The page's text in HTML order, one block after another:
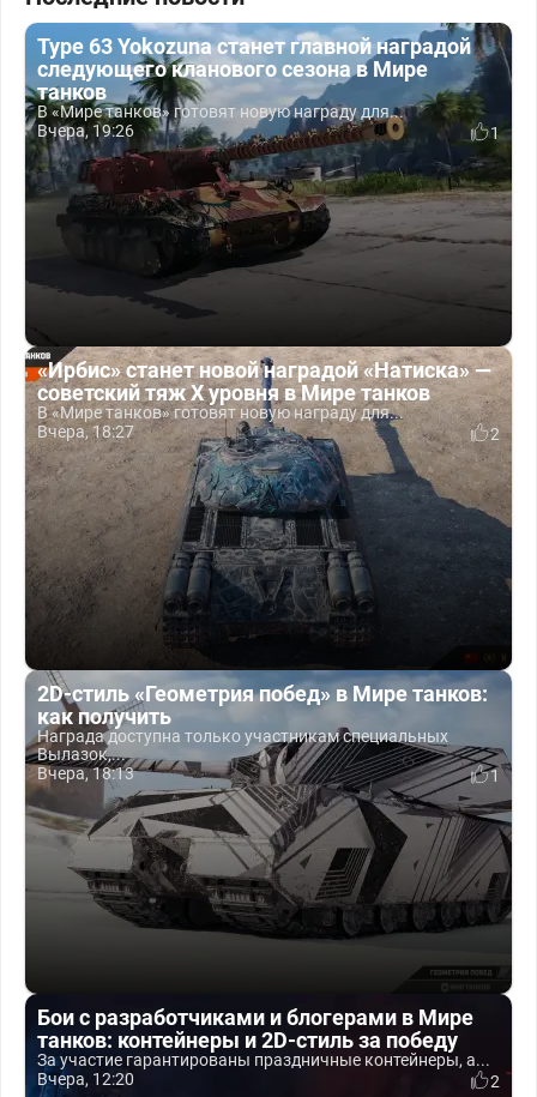
Type 63 Yokozuna станет главной наградой
следующего кланового сезона в Мире
танков
В «Мире танков» готовят новую награду для...
Вчера, 19:26
1
«Ирбис» станет новой наградой «Натиска» —
советский тяж X уровня в Мире танков
В «Мире танков» готовят новую награду для...
Вчера, 18:27
2
2D-стиль «Геометрия побед» в Мире танков:
как получить
Награда доступна только участникам специальных
Вылазок,...
Вчера, 18:13
1
Бои с разработчиками и блогерами в Мире
танков: контейнеры и 2D-стиль за победу
За участие гарантированы праздничные контейнеры, а...
Вчера, 12:20
2